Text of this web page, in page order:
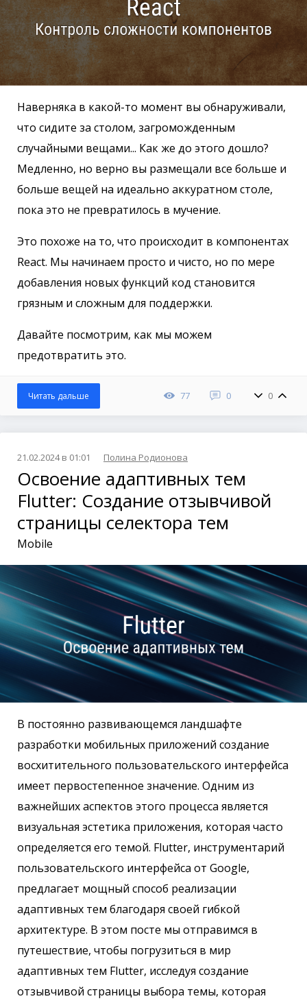
Наверняка в какой-то момент вы обнаруживали,
что сидите за столом, загроможденным
случайными вещами... Как же до этого дошло?
Медленно, но верно вы размещали все больше и
больше вещей на идеально аккуратном столе,
пока это не превратилось в мучение.
Это похоже на то, что происходит в компонентах
React. Мы начинаем просто и чисто, но по мере
добавления новых функций код становится
грязным и сложным для поддержки.
Давайте посмотрим, как мы можем
предотвратить это.
77 0 0
Читать дальше
21.02.2024 в 01:01 Полина Родионова
Освоение адаптивных тем
Flutter: Создание отзывчивой
страницы селектора тем
Mobile
В постоянно развивающемся ландшафте
разработки мобильных приложений создание
восхитительного пользовательского интерфейса
имеет первостепенное значение. Одним из
важнейших аспектов этого процесса является
визуальная эстетика приложения, которая часто
определяется его темой. Flutter, инструментарий
пользовательского интерфейса от Google,
предлагает мощный способ реализации
адаптивных тем благодаря своей гибкой
архитектуре. В этом посте мы отправимся в
путешествие, чтобы погрузиться в мир
адаптивных тем Flutter, исследуя создание
отзывчивой страницы выбора темы, которая